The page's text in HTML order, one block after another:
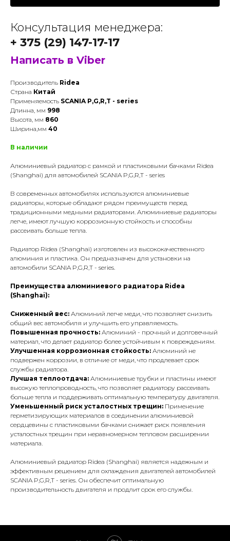
Консультация менеджера:
+ 375 (29) 147-17-17
Написать в Viber
Производитель Ridea
Страна Китай
Применяемость SCANIA P,G,R,T - series
Длинна, мм 998
Высота, мм 860
Ширина,мм 40
В наличии
Алюминиевый радиатор с рамкой и пластиковыми бачками Ridea
(Shanghai) для автомобилей SCANIA P,G,R,T - series
В современных автомобилях используются алюминиевые
радиаторы, которые обладают рядом преимуществ перед
традиционными медными радиаторами. Алюминиевые радиаторы
легче, имеют лучшую коррозионную стойкость и способны
рассеивать больше тепла.
Радиатор Ridea (Shanghai) изготовлен из высококачественного
алюминия и пластика. Он предназначен для установки на
автомобили SCANIA P,G,R,T - series.
Преимущества алюминиевого радиатора Ridea
(Shanghai):
Сниженный вес: Алюминий легче меди, что позволяет снизить
общий вес автомобиля и улучшить его управляемость.
Повышенная прочность: Алюминий - прочный и долговечный
материал, что делает радиатор более устойчивым к повреждениям.
Улучшенная коррозионная стойкость: Алюминий не
подвержен коррозии, в отличие от меди, что продлевает срок
службы радиатора.
Лучшая теплоотдача: Алюминиевые трубки и пластины имеют
высокую теплопроводность, что позволяет радиатору рассеивать
больше тепла и поддерживать оптимальную температуру двигателя.
Уменьшенный риск усталостных трещин: Применение
герметизирующих материалов в соединении алюминиевой
сердцевины с пластиковыми бачками снижает риск появления
усталостных трещин при неравномерном тепловом расширении
материала.
Алюминиевый радиатор Ridea (Shanghai) является надежным и
эффективным решением для охлаждения двигателей автомобилей
SCANIA P,G,R,T - series. Он обеспечит оптимальную
производительность двигателя и продлит срок его службы.